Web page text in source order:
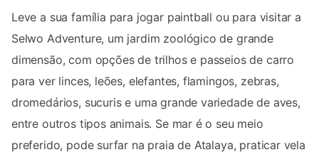
Leve a sua família para jogar paintball ou para visitar a
Selwo Adventure, um jardim zoológico de grande
dimensão, com opções de trilhos e passeios de carro
para ver linces, leões, elefantes, flamingos, zebras,
dromedários, sucuris e uma grande variedade de aves,
entre outros tipos animais. Se mar é o seu meio
preferido, pode surfar na praia de Atalaya, praticar vela